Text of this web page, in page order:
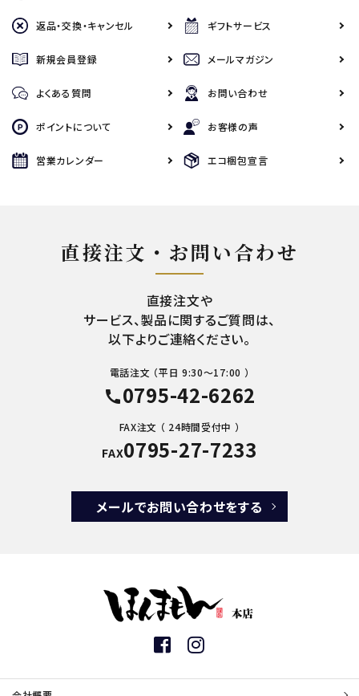
返品・交換・キャンセル ギフトサービス
新規会員登録 メールマガジン
よくある質問 お問い合わせ
ポイントについて お客様の声
営業カレンダー エコ梱包宣言
直接注文・お問い合わせ
直接注文や
サービス、製品に関するご質問は、
以下よりご連絡ください。
電話注文 （平日 9:30～17:00 ）
call0795-42-6262
FAX注文 （ 24時間受付中 ）
FAX0795-27-7233
メールでお問い合わせをする